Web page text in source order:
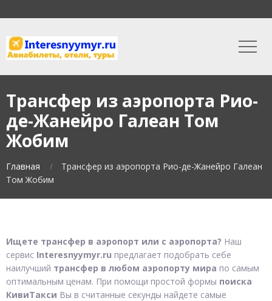
Трансфер из аэропорта Рио-
де-Жанейро Галеан Том
Жобим
Главная
Трансфер из аэропорта Рио-де-Жанейро Галеан
Том Жобим
Ищете трансфер в аэропорт или с аэропорта? Наш
сервис Interesnyymyr.ru предлагает подобрать себе
наилучший трансфер в любом аэропорту мира по самым
оптимальным ценам. При помощи простой формы поиска
КивиТакси Вы в считанные секунды найдете самые